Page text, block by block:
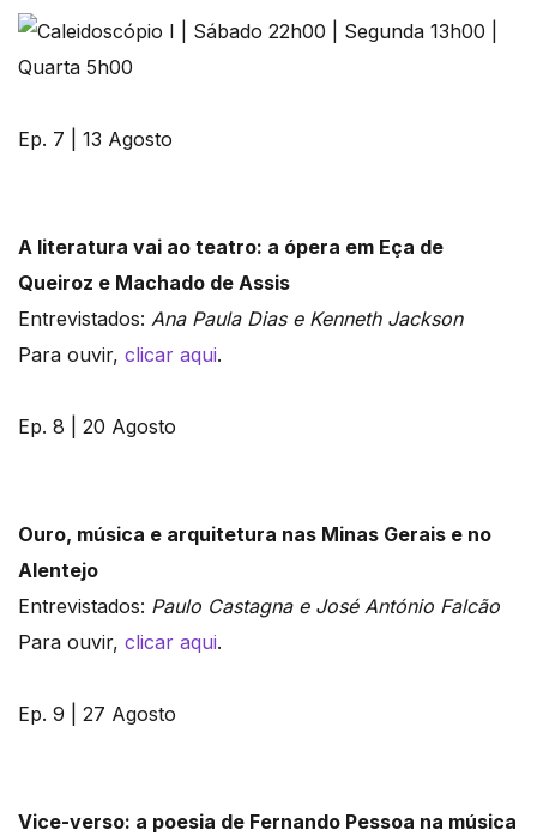
Ep. 7 | 13 Agosto
A literatura vai ao teatro: a ópera em Eça de
Queiroz e Machado de Assis
Entrevistados: Ana Paula Dias e Kenneth Jackson
Para ouvir, clicar aqui.
Ep. 8 | 20 Agosto
Ouro, música e arquitetura nas Minas Gerais e no
Alentejo
Entrevistados: Paulo Castagna e José António Falcão
Para ouvir, clicar aqui.
Ep. 9 | 27 Agosto
Vice-verso: a poesia de Fernando Pessoa na música